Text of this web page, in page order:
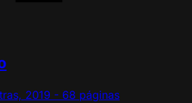
2019 - 68 páginas